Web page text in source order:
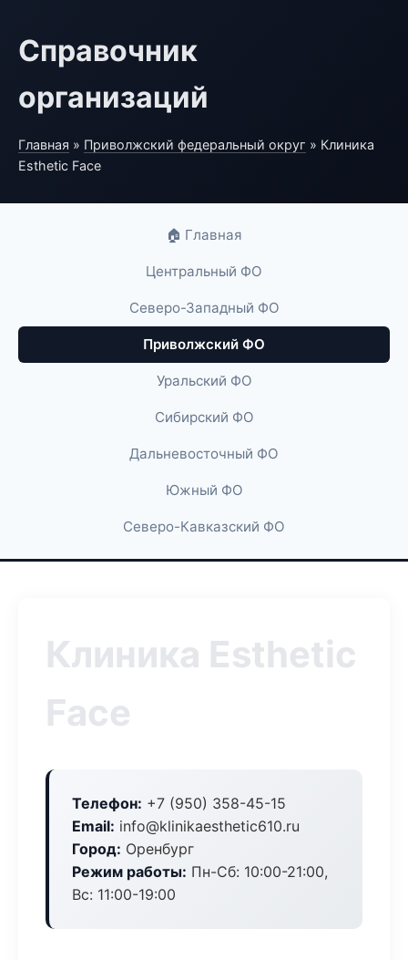
Справочник
организаций
Главная » Приволжский федеральный округ » Клиника
Esthetic Face
🏠 Главная
Центральный ФО
Северо-Западный ФО
Приволжский ФО
Уральский ФО
Сибирский ФО
Дальневосточный ФО
Южный ФО
Северо-Кавказский ФО
Клиника Esthetic
Face
Телефон: +7 (950) 358-45-15
Email: info@klinikaesthetic610.ru
Город: Оренбург
Режим работы: Пн-Сб: 10:00-21:00,
Вс: 11:00-19:00